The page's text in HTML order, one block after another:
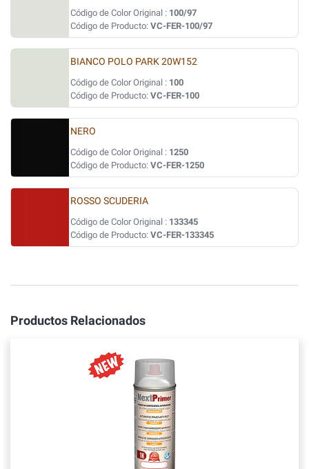
Código de Color Original : 100/97
Código de Producto: VC-FER-100/97
BIANCO POLO PARK 20W152
Código de Color Original : 100
Código de Producto: VC-FER-100
NERO
Código de Color Original : 1250
Código de Producto: VC-FER-1250
ROSSO SCUDERIA
Código de Color Original : 133345
Código de Producto: VC-FER-133345
Productos Relacionados